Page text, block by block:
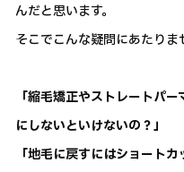
んだと思います。
そこでこんな疑問にあたりま
「縮毛矯正やストレートパ
にしないといけないの？」
「地毛に戻すにはショート